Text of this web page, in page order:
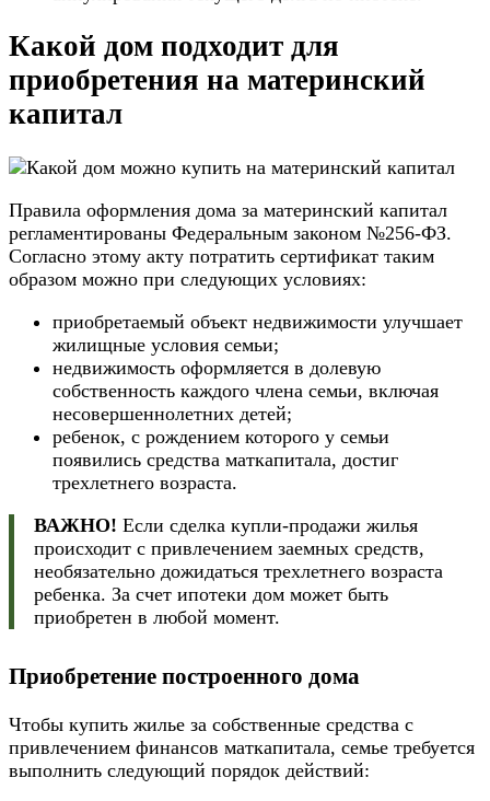
Какой дом подходит для
приобретения на материнский
капитал
Правила оформления дома за материнский капитал
регламентированы Федеральным законом №256-ФЗ.
Согласно этому акту потратить сертификат таким
образом можно при следующих условиях:
приобретаемый объект недвижимости улучшает
жилищные условия семьи;
недвижимость оформляется в долевую
собственность каждого члена семьи, включая
несовершеннолетних детей;
ребенок, с рождением которого у семьи
появились средства маткапитала, достиг
трехлетнего возраста.
ВАЖНО! Если сделка купли-продажи жилья
происходит с привлечением заемных средств,
необязательно дожидаться трехлетнего возраста
ребенка. За счет ипотеки дом может быть
приобретен в любой момент.
Приобретение построенного дома
Чтобы купить жилье за собственные средства с
привлечением финансов маткапитала, семье требуется
выполнить следующий порядок действий: